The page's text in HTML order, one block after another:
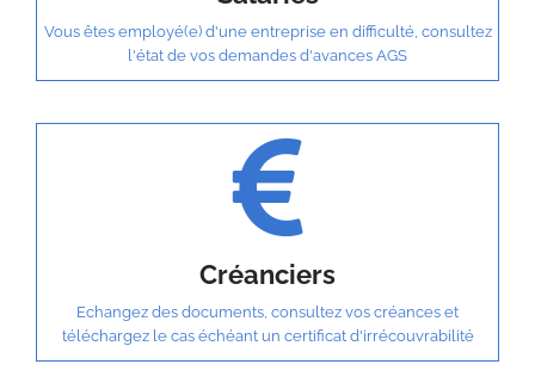
Vous êtes employé(e) d'une entreprise en difficulté, consultez
l'état de vos demandes d'avances AGS
Créanciers
Echangez des documents, consultez vos créances et
téléchargez le cas échéant un certificat d'irrécouvrabilité